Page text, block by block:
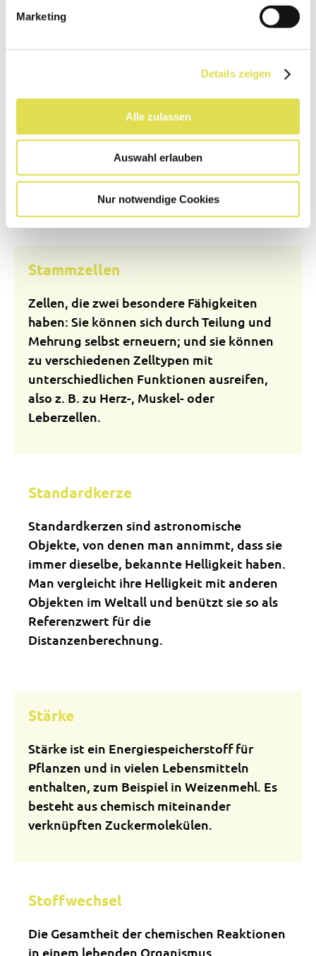
Marketing
Details zeigen
Alle zulassen
Auswahl erlauben
Nur notwendige Cookies
Bestimmung des Geschlechts entscheidend
Stammbaum(-analyse)
Eine Ahnentafel in Form eines Diagramms,
die das Auftreten erblicher Merkmale bei
Eltern und Kindern über möglichst viele
Generationen zeigt.
Stammzellen
Zellen, die zwei besondere Fähigkeiten
haben: Sie können sich durch Teilung und
Mehrung selbst erneuern; und sie können
zu verschiedenen Zelltypen mit
unterschiedlichen Funktionen ausreifen,
also z. B. zu Herz-, Muskel- oder
Leberzellen.
Standardkerze
Standardkerzen sind astronomische
Objekte, von denen man annimmt, dass sie
immer dieselbe, bekannte Helligkeit haben.
Man vergleicht ihre Helligkeit mit anderen
Objekten im Weltall und benützt sie so als
Referenzwert für die
Distanzenberechnung.
Stärke
Stärke ist ein Energiespeicherstoff für
Pflanzen und in vielen Lebensmitteln
enthalten, zum Beispiel in Weizenmehl. Es
besteht aus chemisch miteinander
verknüpften Zuckermolekülen.
Stoffwechsel
Die Gesamtheit der chemischen Reaktionen
in einem lebenden Organismus.